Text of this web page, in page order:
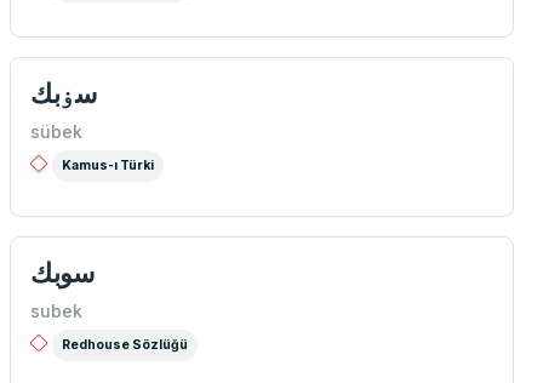
سۏبك
sübek
Kamus-ı Türki
سوبك
subek
Redhouse Sözlüğü